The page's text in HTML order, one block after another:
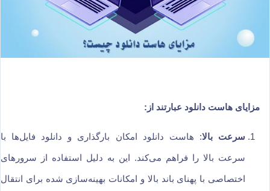
مزایای هاست دانلود عبارتند از:
سرعت بالا: هاست دانلود امکان بارگذاری و دانلود فایل‌ها با
سرعت بالا را فراهم می‌کند. این به دلیل استفاده از سرورهای
اختصاصی با پهنای باند بالا و امکانات بهینه‌سازی شده برای انتقال